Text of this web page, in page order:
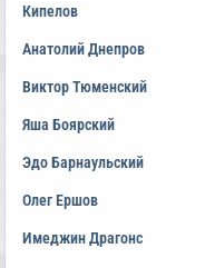
Кипелов
Анатолий Днепров
Виктор Тюменский
Яша Боярский
Эдо Барнаульский
Олег Ершов
Имеджин Драгонс